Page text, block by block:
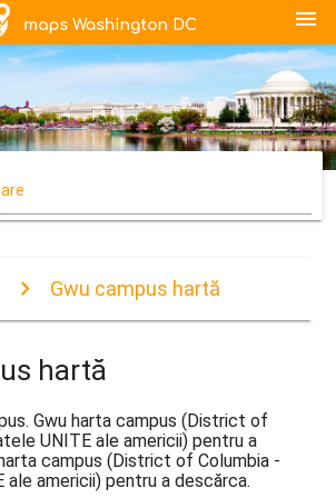
menu
Gwu campus hartă
hartă
Gwu harta campus (District of
UNITE ale americii) pentru a
campus (District of Columbia -
americii) pentru a descărca.